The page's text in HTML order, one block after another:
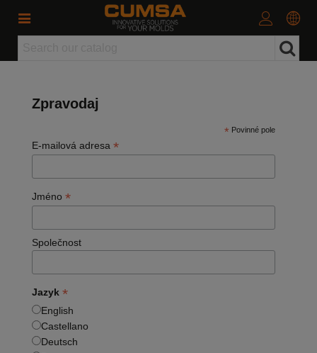
Zpravodaj
* Povinné pole
E-mailová adresa *
Jméno *
Společnost
Jazyk *
English
Castellano
Deutsch